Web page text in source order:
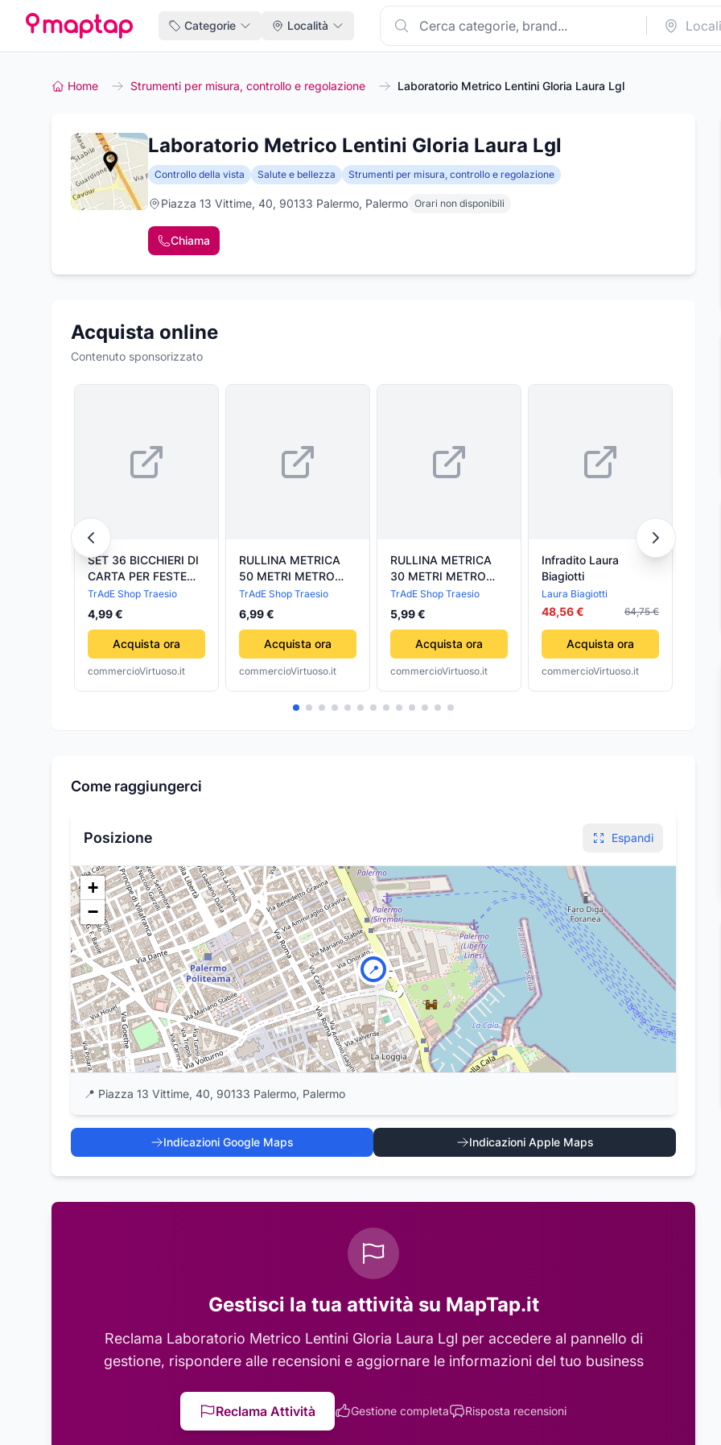
Categorie Località
Home Strumenti per misura, controllo e regolazione Laboratorio Metrico Lentini Gloria Laura Lgl
Laboratorio Metrico Lentini Gloria Laura Lgl
Controllo della vista Salute e bellezza Strumenti per misura, controllo e regolazione
Piazza 13 Vittime, 40, 90133 Palermo, Palermo Orari non disponibili
Chiama
Acquista online
Contenuto sponsorizzato
SET 36 BICCHIERI DI
CARTA PER FESTE
LAURA ROSSO USA E
GETTA LAUREANDI
DOTTORE
TrAdE Shop Traesio
4,99 €
Acquista ora
commercioVirtuoso.it
RULLINA METRICA
50 METRI METRO
NASTRO ROTELLA
AVVOLGIBILE
PROFESSIONALE
TrAdE Shop Traesio
6,99 €
Acquista ora
commercioVirtuoso.it
RULLINA METRICA
30 METRI METRO
NASTRO ROTELLA
PROFESSIONALE
AVVOLGIBILE
TrAdE Shop Traesio
5,99 €
Acquista ora
commercioVirtuoso.it
Infradito Laura
Biagiotti
Laura Biagiotti
48,56 € 64,75 €
Acquista ora
commercioVirtuoso.it
Come raggiungerci
Posizione Espandi
📍
+
−
📍 Piazza 13 Vittime, 40, 90133 Palermo, Palermo
Indicazioni Google Maps Indicazioni Apple Maps
Gestisci la tua attività su MapTap.it
Reclama Laboratorio Metrico Lentini Gloria Laura Lgl per accedere al pannello di
gestione, rispondere alle recensioni e aggiornare le informazioni del tuo business
Reclama Attività Gestione completa Risposta recensioni